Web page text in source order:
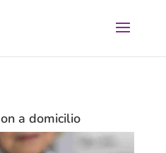
a domicilio